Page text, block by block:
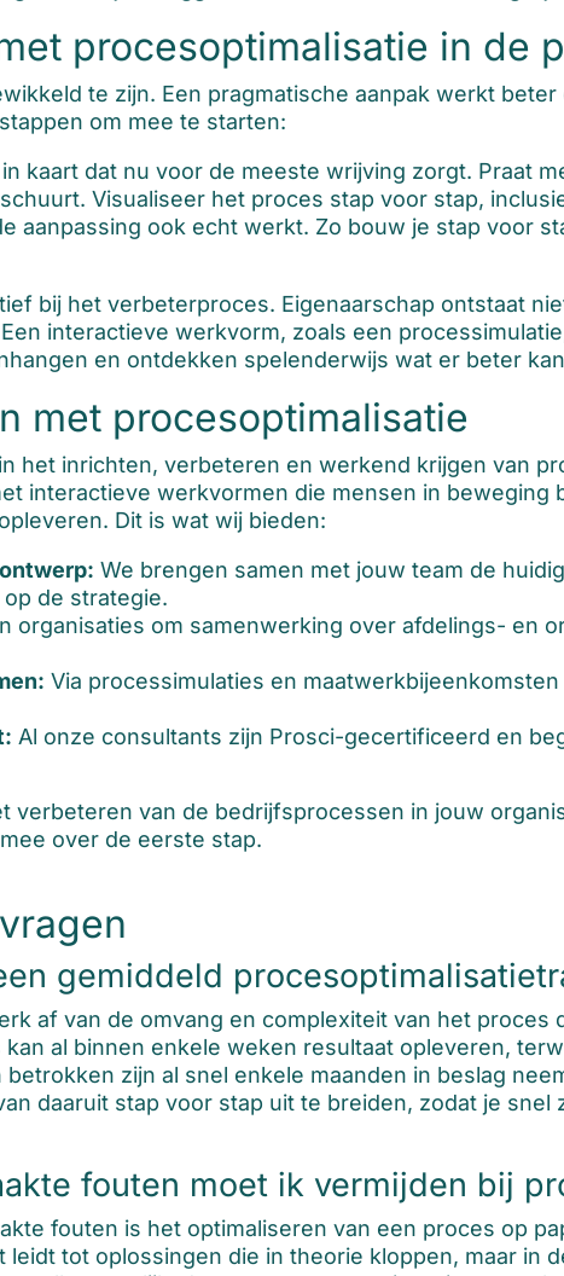
procesoptimalisatie in de
te zijn. Een pragmatische aanpak werkt
om mee te starten:
kaart dat nu voor de meeste wrijving zorgt. Praat
Visualiseer het proces stap voor stap,
aanpassing ook echt werkt. Zo bouw je stap voor
bij het verbeterproces. Eigenaarschap ontstaat
interactieve werkvorm, zoals een
en ontdekken spelenderwijs wat er beter
met procesoptimalisatie
het inrichten, verbeteren en werkend krijgen van
interactieve werkvormen die mensen in beweging
Dit is wat wij bieden:
We brengen samen met jouw team de
de strategie.
organisaties om samenwerking over afdelings- en
Via processimulaties en
Al onze consultants zijn Prosci-gecertificeerd en
verbeteren van de bedrijfsprocessen in jouw
over de eerste stap.
gemiddeld
af van de omvang en complexiteit van het
al binnen enkele weken resultaat opleveren,
zijn al snel enkele maanden in beslag
daaruit stap voor stap uit te breiden, zodat je
fouten moet ik vermijden bij
fouten is het optimaliseren van een proces op
tot oplossingen die in theorie kloppen, maar in